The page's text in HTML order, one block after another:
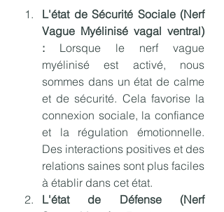
L'état de Sécurité Sociale (Nerf
Vague Myélinisé vagal ventral)
: Lorsque le nerf vague
myélinisé est activé, nous
sommes dans un état de calme
et de sécurité. Cela favorise la
connexion sociale, la confiance
et la régulation émotionnelle.
Des interactions positives et des
relations saines sont plus faciles
à établir dans cet état.
L'état de Défense (Nerf